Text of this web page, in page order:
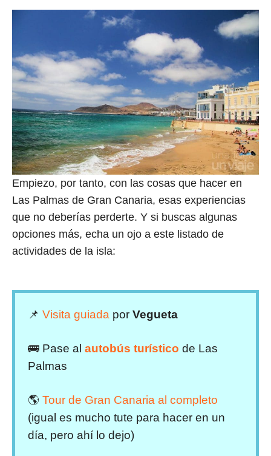
Empiezo, por tanto, con las cosas que hacer en
Las Palmas de Gran Canaria, esas experiencias
que no deberías perderte. Y si buscas algunas
opciones más, echa un ojo a este listado de
actividades de la isla:
📌Visita guiada porVegueta
🚌 Pase alautobús turístico de Las
Palmas
🌎Tour de Gran Canaria al completo
(igual es mucho tute para hacer en un
día, pero ahí lo dejo)